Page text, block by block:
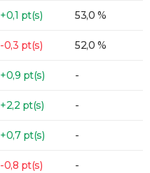
+0,1 pt(s) 53,0 %
-0,3 pt(s) 52,0 %
+0,9 pt(s) -
+2,2 pt(s) -
+0,7 pt(s) -
-0,8 pt(s) -